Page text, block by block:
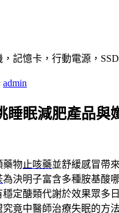
記憶卡，行動電源，
admin
睡眠減肥產品與
藥物止咳藥並舒緩感冒帶
為決明子富含多種胺基酸
穩定醣類代謝於效果眾多
究竟中醫師治療失眠的方